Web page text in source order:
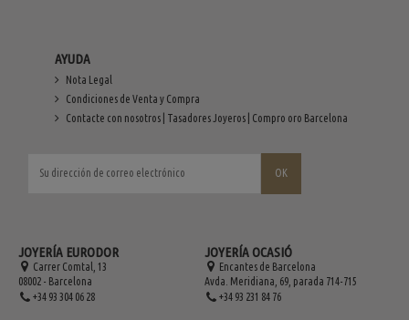
AYUDA
Nota Legal
Condiciones de Venta y Compra
Contacte con nosotros | Tasadores Joyeros | Compro oro Barcelona
JOYERÍA EURODOR
Carrer Comtal, 13
08002 - Barcelona
+34 93 304 06 28
JOYERÍA OCASIÓ
Encantes de Barcelona
Avda. Meridiana, 69, parada 714-715
+34 93 231 84 76